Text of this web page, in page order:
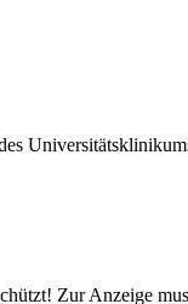
Zur Anzeige